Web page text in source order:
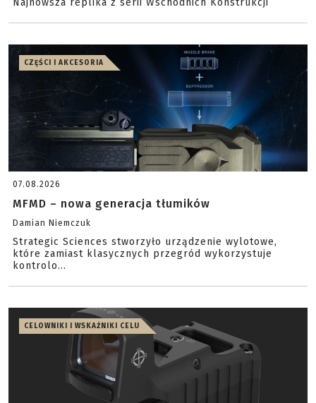
Najnowsza replika z serii Wschodnich Konstrukcji
CZĘŚCI I AKCESORIA
07.08.2026
MFMD – nowa generacja tłumików
Damian Niemczuk
Strategic Sciences stworzyło urządzenie wylotowe,
które zamiast klasycznych przegród wykorzystuje
kontrolo...
CELOWNIKI I WSKAŹNIKI CELU